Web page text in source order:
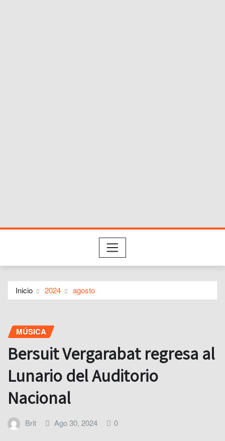
Inicio 2024 agosto
MÚSICA
Bersuit Vergarabat regresa al
Lunario del Auditorio
Nacional
Brit Ago 30, 2024 0